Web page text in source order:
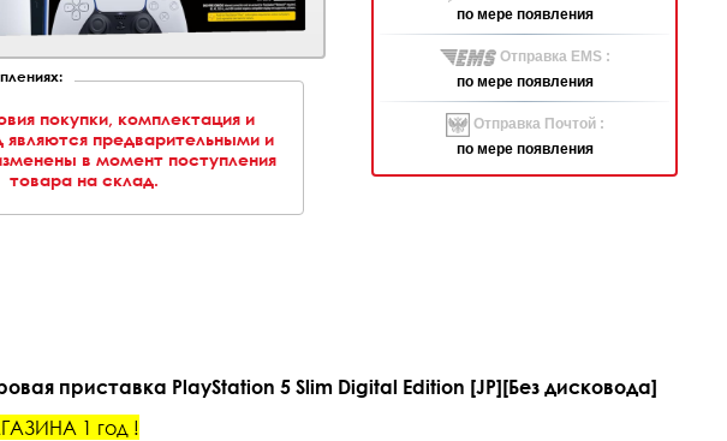
покупки, комплектация и
являются предварительными и
в момент поступления
товара на склад.
по мере появления
Отправка EMS :
по мере появления
Отправка Почтой :
по мере появления
приставка PlayStation 5 Slim Digital Edition [JP][Без дисковода]
1 год !